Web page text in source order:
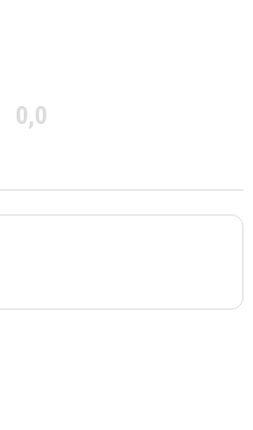
0,0